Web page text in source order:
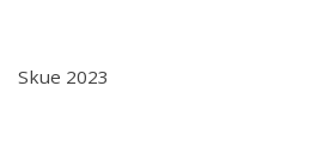
Skue 2023